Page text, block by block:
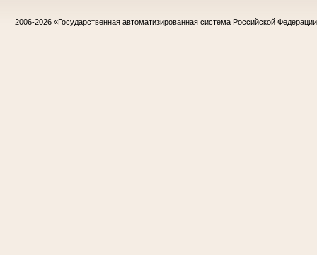
2006-2026 «Государственная автоматизированная система Российской